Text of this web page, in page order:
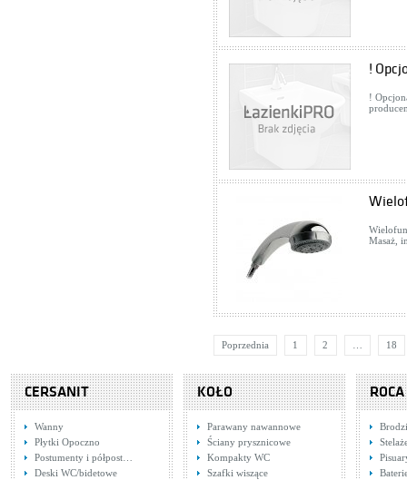
!
!
Masaż,
Poprzednia 1 2 18
CERSANIT
Wanny
Płytki Opoczno
Postumenty i półpost…
Deski WC/bidetowe
KOŁO
Parawany nawannowe
Ściany prysznicowe
Kompakty WC
Szafki wiszące
ROCA